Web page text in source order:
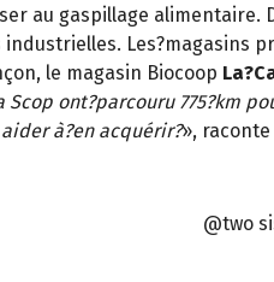
au gaspillage
Les?magasins
le magasin Biocoop
Scop ont?parcouru 775?km
à?en acquérir?»,
@two